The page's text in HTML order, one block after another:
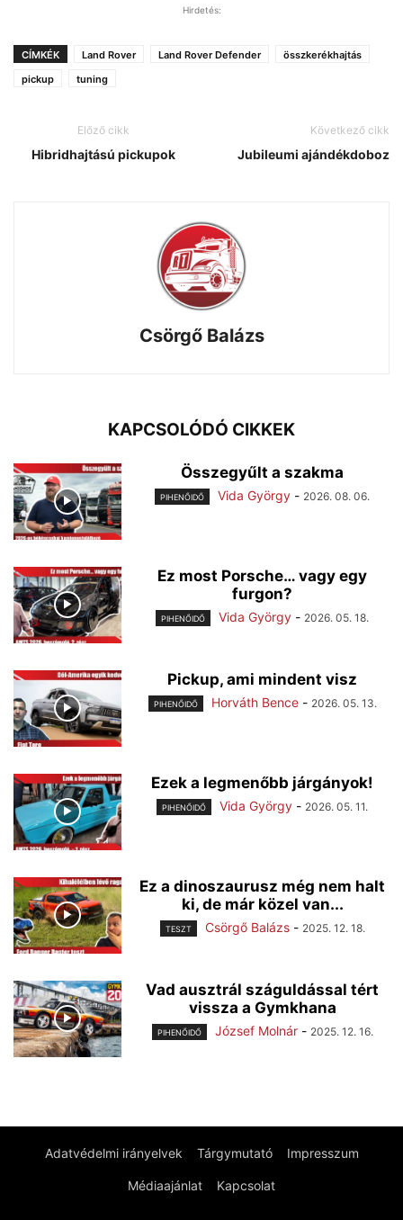
Hirdetés:
CÍMKÉK Land Rover Land Rover Defender
összkerékhajtás
pickup
tuning
Előző cikk
Hibridhajtású pickupok
Következő cikk
Jubileumi ajándékdoboz
Csörgő Balázs
KAPCSOLÓDÓ CIKKEK
Összegyűlt a szakma
PIHENŐIDŐ Vida György - 2026. 08. 06.
Ez most Porsche… vagy egy
furgon?
PIHENŐIDŐ Vida György - 2026. 05. 18.
Pickup, ami mindent visz
PIHENŐIDŐ Horváth Bence - 2026. 05. 13.
Ezek a legmenőbb járgányok!
PIHENŐIDŐ Vida György - 2026. 05. 11.
Ez a dinoszaurusz még nem halt
ki, de már közel van...
TESZT Csörgő Balázs - 2025. 12. 18.
Vad ausztrál száguldással tért
vissza a Gymkhana
PIHENŐIDŐ József Molnár - 2025. 12. 16.
Adatvédelmi irányelvek Tárgymutató Impresszum
Médiaajánlat Kapcsolat